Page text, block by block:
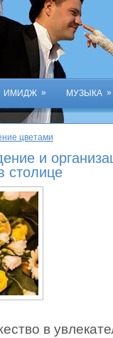
ИМИДЖ » МУЗЫКА »
цветами
и
столице
в